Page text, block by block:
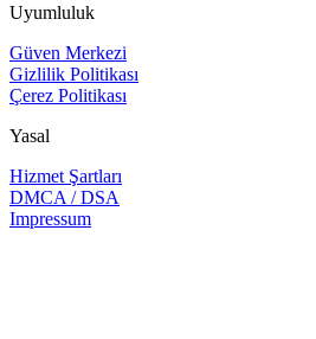
Uyumluluk
Güven Merkezi
Gizlilik Politikası
Çerez Politikası
Yasal
Hizmet Şartları
DMCA / DSA
Impressum